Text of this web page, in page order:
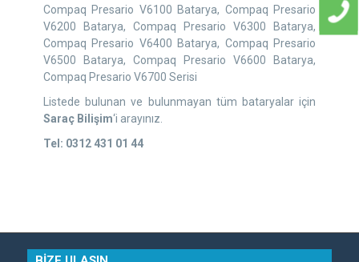
Compaq Presario V6100 Batarya, Compaq Presario
V6200 Batarya, Compaq Presario V6300 Batarya,
Compaq Presario V6400 Batarya, Compaq Presario
V6500 Batarya, Compaq Presario V6600 Batarya,
Compaq Presario V6700 Serisi
Listede bulunan ve bulunmayan tüm bataryalar için
Saraç Bilişim‘i arayınız.
Tel: 0312 431 01 44